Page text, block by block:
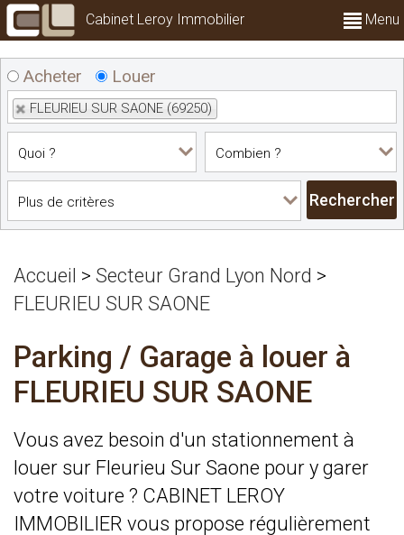
Cabinet Leroy Immobilier Menu
Acheter Louer
FLEURIEU SUR SAONE (69250)
Accueil > Secteur Grand Lyon Nord >
FLEURIEU SUR SAONE
Parking / Garage à louer à
FLEURIEU SUR SAONE
Vous avez besoin d'un stationnement à
louer sur Fleurieu Sur Saone pour y garer
votre voiture ? CABINET LEROY
IMMOBILIER vous propose régulièrement